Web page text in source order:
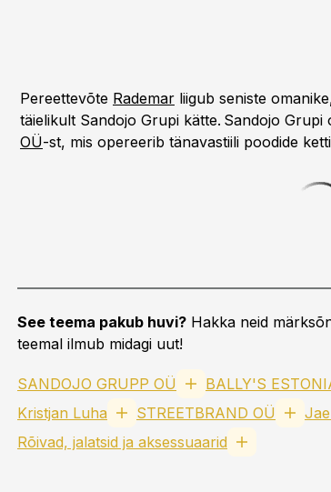
Pereettevõte Rademar liigub seniste
täielikult Sandojo Grupi kätte. Sandojo Grupi
OÜ-st, mis opereerib tänavastiili poodide
See teema pakub huvi? Hakka neid
teemal ilmub midagi uut!
SANDOJO GRUPP OÜ BALLY'S
Kristjan Luha
STREETBRAND OÜ
Rõivad, jalatsid ja aksessuaarid